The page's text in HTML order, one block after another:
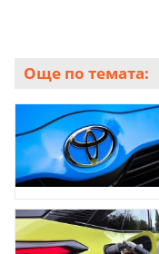
Още по темата: